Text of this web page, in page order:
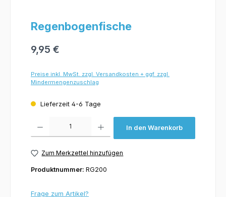
Regenbogenfische
9,95 €
Preise inkl. MwSt. zzgl. Versandkosten + ggf. zzgl.
Mindermengenzuschlag
Lieferzeit 4-6 Tage
In den Warenkorb
Zum Merkzettel hinzufügen
Produktnummer: RG200
Frage zum Artikel?